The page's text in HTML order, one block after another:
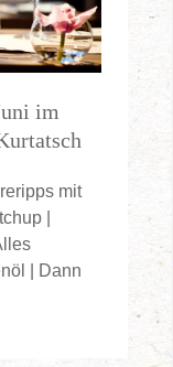
im
mit
|
| Dann